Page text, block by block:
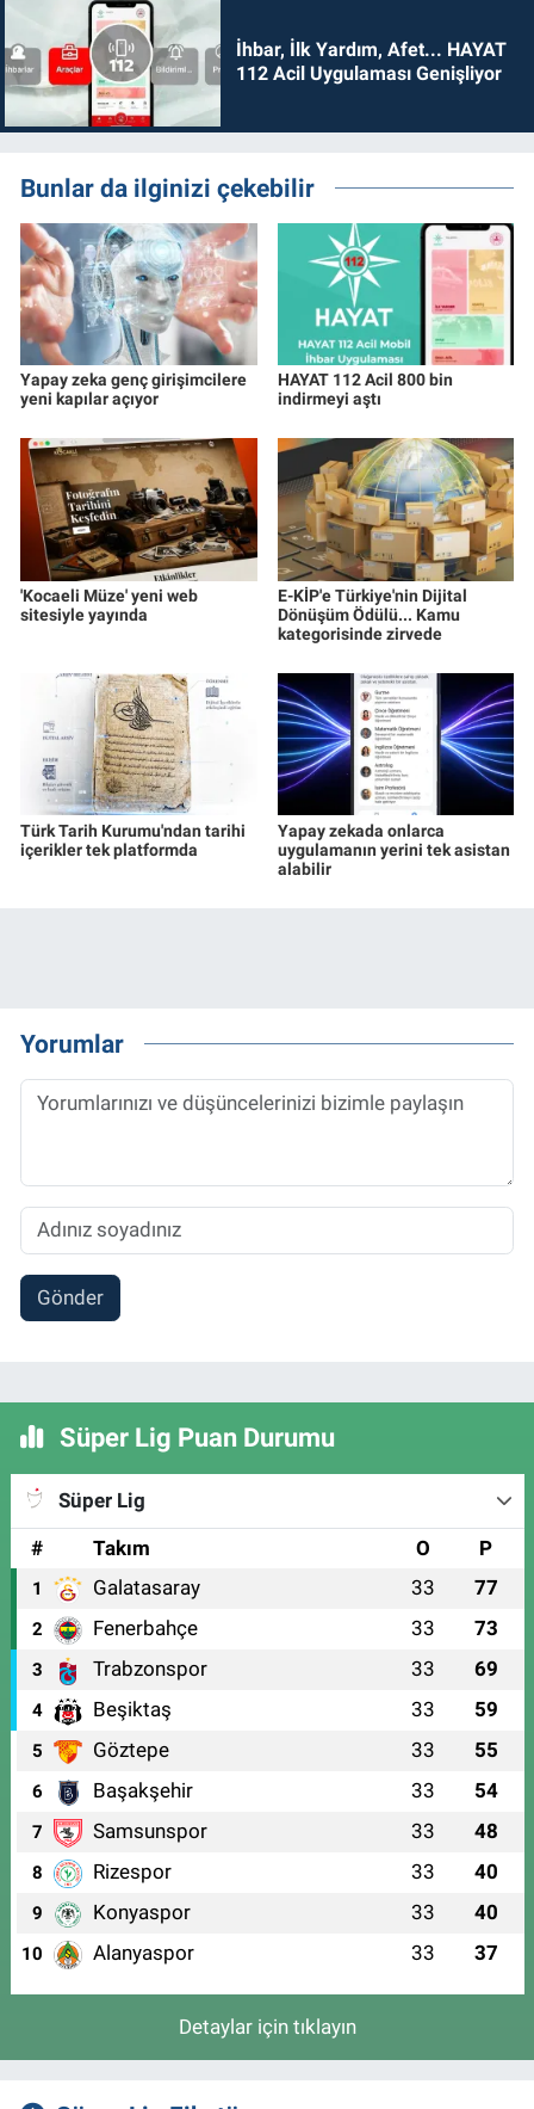
İhbar, İlk Yardım, Afet... HAYAT
112 Acil Uygulaması Genişliyor
Bunlar da ilginizi çekebilir
Yapay zeka genç girişimcilere
yeni kapılar açıyor
HAYAT 112 Acil 800 bin
indirmeyi aştı
'Kocaeli Müze' yeni web
sitesiyle yayında
E-KİP'e Türkiye'nin Dijital
Dönüşüm Ödülü... Kamu
kategorisinde zirvede
Türk Tarih Kurumu'ndan tarihi
içerikler tek platformda
Yapay zekada onlarca
uygulamanın yerini tek asistan
alabilir
Yorumlar
Gönder
Süper Lig Puan Durumu
Süper Lig
#
Takım O P
1 Galatasaray 33 77
2 Fenerbahçe 33 73
3 Trabzonspor 33 69
4 Beşiktaş 33 59
5 Göztepe 33 55
6 Başakşehir 33 54
7 Samsunspor 33 48
8 Rizespor 33 40
9 Konyaspor 33 40
10 Alanyaspor 33 37
Detaylar için tıklayın